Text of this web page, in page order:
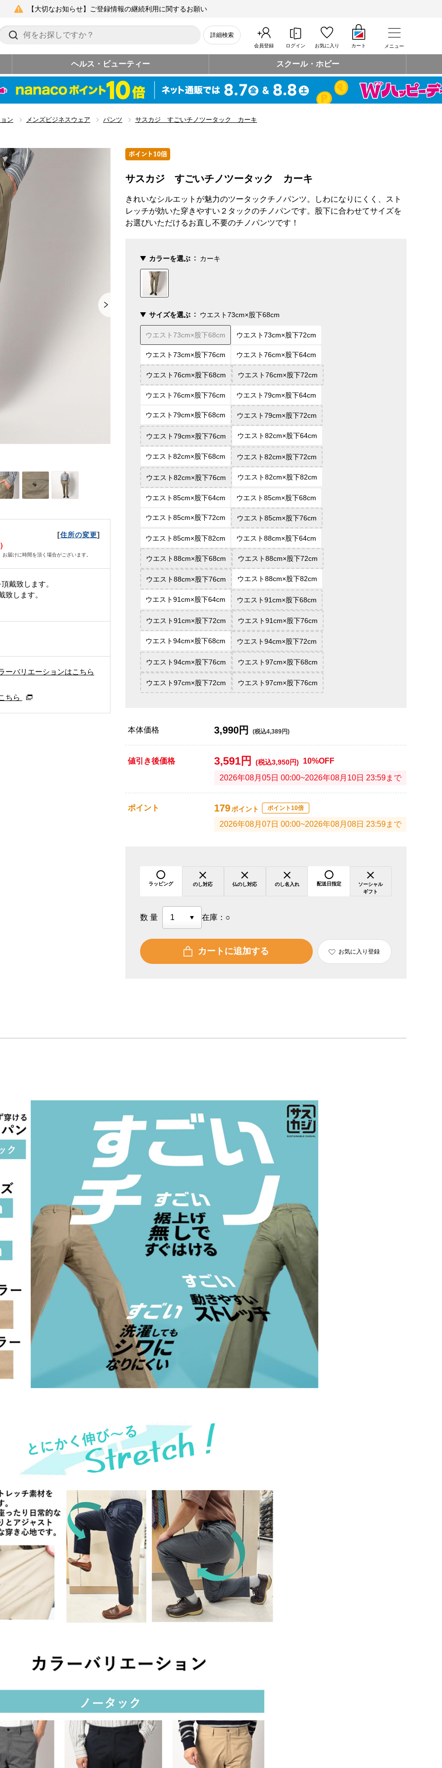
【大切なお知らせ】ご登録情報の継続利用に関するお願い
詳細検索
会員登録 ログイン お気に入り カート メニュー
ヘルス・ビューティー スクール・ホビー
ン メンズビジネスウェア パンツ サスカジ すごいチノツータック カーキ
[住所の変更]
届けに時間を頂く場合がございます。
戴致します。
致します。
ーバリエーションはこちら
ちら
サスカジ すごいチノツータック カーキ
きれいなシルエットが魅力のツータックチノパンツ。しわになりにくく、スト
レッチが効いた穿きやすい２タックのチノパンです。股下に合わせてサイズを
お選びいただけるお直し不要のチノパンツです！
カラーを選ぶ カーキ
サイズを選ぶ ウエスト73cm×股下68cm
ウエスト73cm×股下68cm ウエスト73cm×股下72cm
ウエスト73cm×股下76cm ウエスト76cm×股下64cm
ウエスト76cm×股下68cm ウエスト76cm×股下72cm
ウエスト76cm×股下76cm ウエスト79cm×股下64cm
ウエスト79cm×股下68cm ウエスト79cm×股下72cm
ウエスト79cm×股下76cm ウエスト82cm×股下64cm
ウエスト82cm×股下68cm ウエスト82cm×股下72cm
ウエスト82cm×股下76cm ウエスト82cm×股下82cm
ウエスト85cm×股下64cm ウエスト85cm×股下68cm
ウエスト85cm×股下72cm ウエスト85cm×股下76cm
ウエスト85cm×股下82cm ウエスト88cm×股下64cm
ウエスト88cm×股下68cm ウエスト88cm×股下72cm
ウエスト88cm×股下76cm ウエスト88cm×股下82cm
ウエスト91cm×股下64cm ウエスト91cm×股下68cm
ウエスト91cm×股下72cm ウエスト91cm×股下76cm
ウエスト94cm×股下68cm ウエスト94cm×股下72cm
ウエスト94cm×股下76cm ウエスト97cm×股下68cm
ウエスト97cm×股下72cm ウエスト97cm×股下76cm
本体価格 3,990円 (税込4,389円)
値引き後価格 3,591円 (税込3,950円) 10%OFF
2026年08月05日 00:00~2026年08月10日 23:59まで
ポイント 179ポイント ポイント10倍
2026年08月07日 00:00~2026年08月08日 23:59まで
ラッピング のし対応 仏のし対応 のし名入れ 配送日指定
ソーシャル
ギフト
数量 在庫： ○
カートに追加する お気に入り登録